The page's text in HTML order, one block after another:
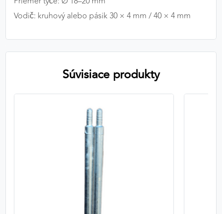
Vodič: kruhový alebo pásik 30 × 4 mm / 40 × 4 mm
Súvisiace produkty